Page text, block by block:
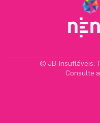
© JB-Insufláveis.
Consulte